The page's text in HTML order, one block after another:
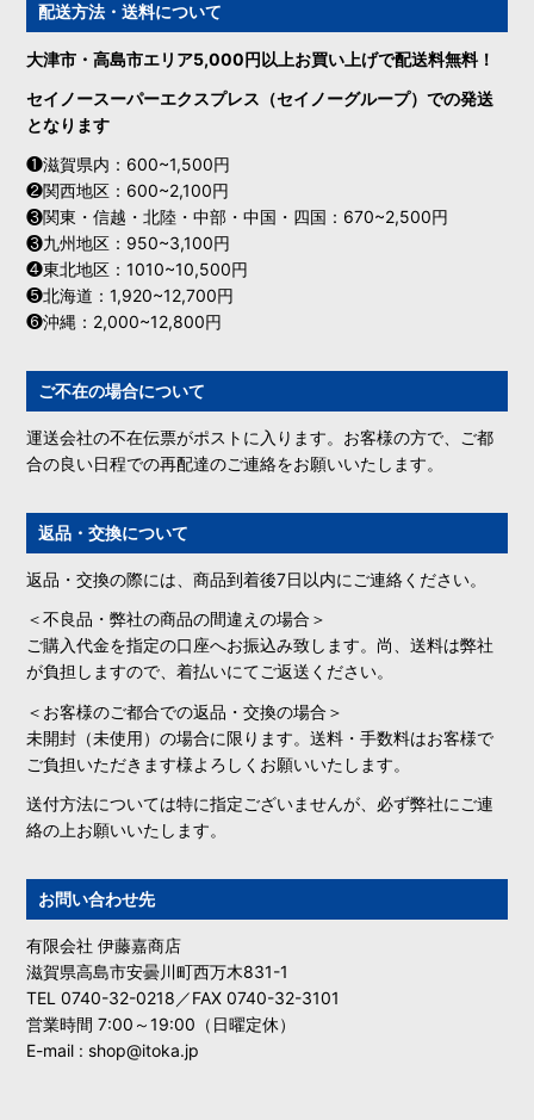
配送方法・送料について
大津市・高島市エリア5,000円以上お買い上げで配送料無料！
セイノースーパーエクスプレス（セイノーグループ）での発送
となります
❶滋賀県内：600~1,500円
❷関西地区：600~2,100円
❸関東・信越・北陸・中部・中国・四国：670~2,500円
❸九州地区：950~3,100円
❹東北地区：1010~10,500円
❺北海道：1,920~12,700円
❻沖縄：2,000~12,800円
ご不在の場合について
運送会社の不在伝票がポストに入ります。お客様の方で、ご都
合の良い日程での再配達のご連絡をお願いいたします。
返品・交換について
返品・交換の際には、商品到着後7日以内にご連絡ください。
＜不良品・弊社の商品の間違えの場合＞
ご購入代金を指定の口座へお振込み致します。尚、送料は弊社
が負担しますので、着払いにてご返送ください。
＜お客様のご都合での返品・交換の場合＞
未開封（未使用）の場合に限ります。送料・手数料はお客様で
ご負担いただきます様よろしくお願いいたします。
送付方法については特に指定ございませんが、必ず弊社にご連
絡の上お願いいたします。
お問い合わせ先
有限会社 伊藤嘉商店
滋賀県高島市安曇川町西万木831-1
TEL 0740-32-0218／FAX 0740-32-3101
営業時間 7:00～19:00（日曜定休）
E-mail : shop@itoka.jp